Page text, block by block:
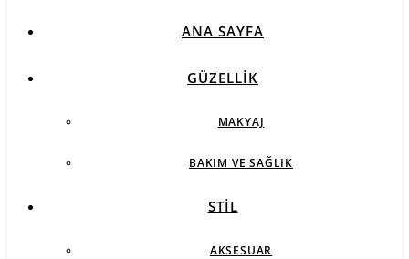
ANA SAYFA
GÜZELLIK
MAKYAJ
BAKIM VE SAĞLIK
STIL
AKSESUAR